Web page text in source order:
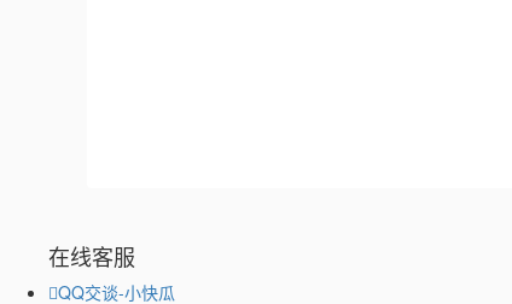
在线客服
QQ交谈-小快瓜